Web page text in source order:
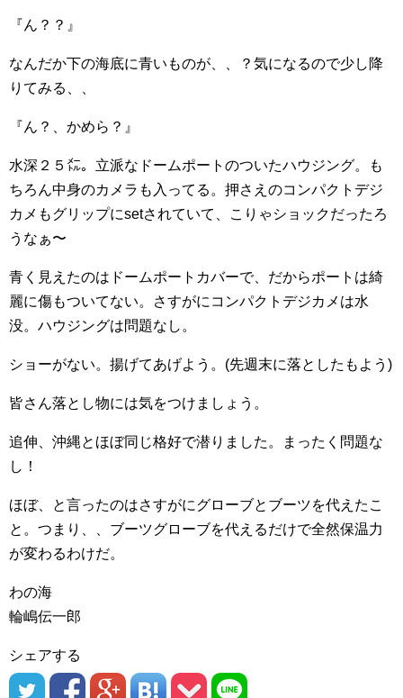
『ん？？』
なんだか下の海底に青いものが、、？気になるので少し降
りてみる、、
『ん？、かめら？』
水深２５㍍。立派なドームポートのついたハウジング。も
ちろん中身のカメラも入ってる。押さえのコンパクトデジ
カメもグリップにsetされていて、こりゃショックだったろ
うなぁ〜
青く見えたのはドームポートカバーで、だからポートは綺
麗に傷もついてない。さすがにコンパクトデジカメは水
没。ハウジングは問題なし。
ショーがない。揚げてあげよう。(先週末に落としたもよう)
皆さん落とし物には気をつけましょう。
追伸、沖縄とほぼ同じ格好で潜りました。まったく問題な
し！
ほぼ、と言ったのはさすがにグローブとブーツを代えたこ
と。つまり、、ブーツグローブを代えるだけで全然保温力
が変わるわけだ。
わの海
輪嶋伝一郎
シェアする